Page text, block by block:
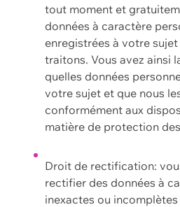
tout moment et
données à caractère
enregistrées à votre
traitons. Vous avez ainsi
quelles données
votre sujet et que nous
conformément aux
matière de protection
Droit de rectification:
rectifier des données à
inexactes ou